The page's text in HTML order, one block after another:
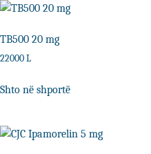
TB500 20 mg
22000 L
Shto në shportë